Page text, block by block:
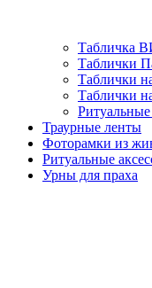
Табличка
Таблички
Таблички
Таблички
Траурные ленты
Фоторамки из
Ритуальные
Урны для праха